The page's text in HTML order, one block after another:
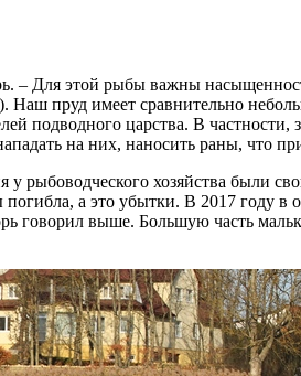
– Для этой рыбы важны
пруд имеет сравнительно
подводного царства. В
на них, наносить раны, что
рыбоводческого хозяйства были
а это убытки. В 2017 году в
говорил выше. Большую часть